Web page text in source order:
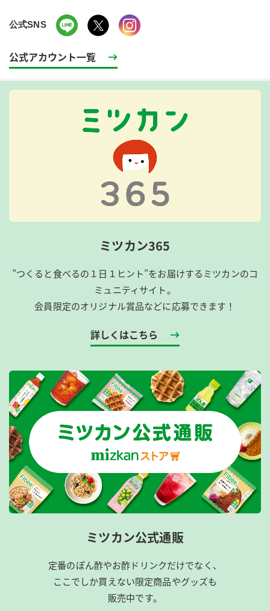
公式SNS
公式アカウント一覧
ミツカン365
”つくると食べるの１日１ヒント”をお届けするミツカンのコ
ミュニティサイト。
会員限定のオリジナル賞品などに応募できます！
詳しくはこちら
ミツカン公式通販
定番のぽん酢やお酢ドリンクだけでなく、
ここでしか買えない限定商品やグッズも
販売中です。